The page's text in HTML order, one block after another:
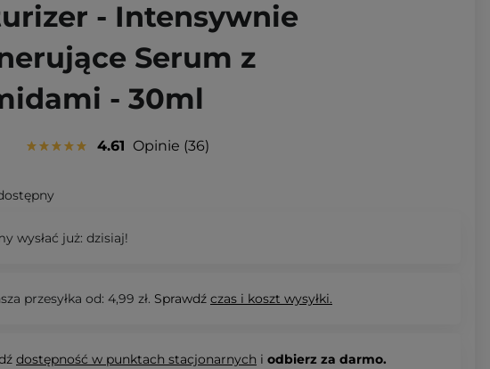
- Intensywnie
Serum z
- 30ml
4.61 Opinie 36
wysłać już: dzisiaj!
przesyłka od: 4,99 zł. Sprawdź czas i koszt wysyłki.
dostępność w punktach stacjonarnych i odbierz za darmo.